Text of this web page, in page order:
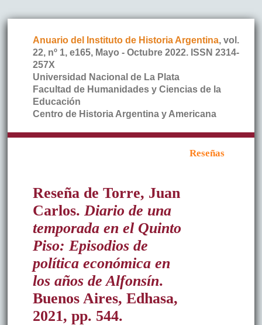
Anuario del Instituto de Historia Argentina, vol.
22, nº 1, e165, Mayo - Octubre 2022. ISSN 2314-
257X
Universidad Nacional de La Plata
Facultad de Humanidades y Ciencias de la
Educación
Centro de Historia Argentina y Americana
Reseñas
Reseña de Torre, Juan
Carlos. Diario de una
temporada en el Quinto
Piso: Episodios de
política económica en
los años de Alfonsín.
Buenos Aires, Edhasa,
2021, pp. 544.